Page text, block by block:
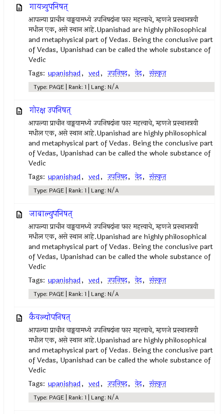
गायत्र्युपनिषत्
आपल्या प्राचीन वाङ्मयामध्ये उपनिषदांना फार महत्त्वाचे, म्हणजे प्रस्थानत्रयी
मधील एक, असे स्थान आहे.Upanishad are highly philosophical
and metaphysical part of Vedas. Being the conclusive part
of Vedas, Upanishad can be called the whole substance of
Vedic
Tags: upanishad, ved, उपनिषद‌, वेद, संस्कृत
Type: PAGE | Rank: 1 | Lang: N/A
गोरक्ष उपनिषत्
आपल्या प्राचीन वाङ्मयामध्ये उपनिषदांना फार महत्त्वाचे, म्हणजे प्रस्थानत्रयी
मधील एक, असे स्थान आहे.Upanishad are highly philosophical
and metaphysical part of Vedas. Being the conclusive part
of Vedas, Upanishad can be called the whole substance of
Vedic
Tags: upanishad, ved, उपनिषद‌, वेद, संस्कृत
Type: PAGE | Rank: 1 | Lang: N/A
जाबाल्युपनिषत्
आपल्या प्राचीन वाङ्मयामध्ये उपनिषदांना फार महत्त्वाचे, म्हणजे प्रस्थानत्रयी
मधील एक, असे स्थान आहे.Upanishad are highly philosophical
and metaphysical part of Vedas. Being the conclusive part
of Vedas, Upanishad can be called the whole substance of
Vedic
Tags: upanishad, ved, उपनिषद‌, वेद, संस्कृत
Type: PAGE | Rank: 1 | Lang: N/A
कैवल्योपनिषत्
आपल्या प्राचीन वाङ्मयामध्ये उपनिषदांना फार महत्त्वाचे, म्हणजे प्रस्थानत्रयी
मधील एक, असे स्थान आहे.Upanishad are highly philosophical
and metaphysical part of Vedas. Being the conclusive part
of Vedas, Upanishad can be called the whole substance of
Vedic
Tags: upanishad, ved, उपनिषद‌, वेद, संस्कृत
Type: PAGE | Rank: 1 | Lang: N/A